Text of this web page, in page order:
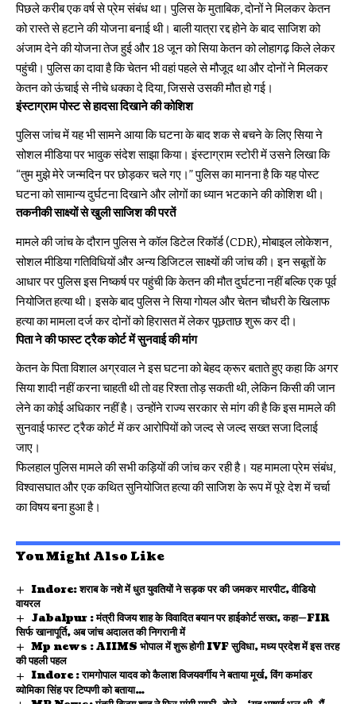
पिछले करीब एक वर्ष से प्रेम संबंध था। पुलिस के मुताबिक, दोनों ने मिलकर केतन
को रास्ते से हटाने की योजना बनाई थी। बाली यात्रा रद्द होने के बाद साजिश को
अंजाम देने की योजना तेज हुई और 18 जून को सिया केतन को लोहागढ़ किले लेकर
पहुंची। पुलिस का दावा है कि चेतन भी वहां पहले से मौजूद था और दोनों ने मिलकर
केतन को ऊंचाई से नीचे धक्का दे दिया, जिससे उसकी मौत हो गई।
इंस्टाग्राम पोस्ट से हादसा दिखाने की कोशिश
पुलिस जांच में यह भी सामने आया कि घटना के बाद शक से बचने के लिए सिया ने
सोशल मीडिया पर भावुक संदेश साझा किया। इंस्टाग्राम स्टोरी में उसने लिखा कि
“तुम मुझे मेरे जन्मदिन पर छोड़कर चले गए।” पुलिस का मानना है कि यह पोस्ट
घटना को सामान्य दुर्घटना दिखाने और लोगों का ध्यान भटकाने की कोशिश थी।
तकनीकी साक्ष्यों से खुली साजिश की परतें
मामले की जांच के दौरान पुलिस ने कॉल डिटेल रिकॉर्ड (CDR), मोबाइल लोकेशन,
सोशल मीडिया गतिविधियों और अन्य डिजिटल साक्ष्यों की जांच की। इन सबूतों के
आधार पर पुलिस इस निष्कर्ष पर पहुंची कि केतन की मौत दुर्घटना नहीं बल्कि एक पूर्व
नियोजित हत्या थी। इसके बाद पुलिस ने सिया गोयल और चेतन चौधरी के खिलाफ
हत्या का मामला दर्ज कर दोनों को हिरासत में लेकर पूछताछ शुरू कर दी।
पिता ने की फास्ट ट्रैक कोर्ट में सुनवाई की मांग
केतन के पिता विशाल अग्रवाल ने इस घटना को बेहद क्रूर बताते हुए कहा कि अगर
सिया शादी नहीं करना चाहती थी तो वह रिश्ता तोड़ सकती थी, लेकिन किसी की जान
लेने का कोई अधिकार नहीं है। उन्होंने राज्य सरकार से मांग की है कि इस मामले की
सुनवाई फास्ट ट्रैक कोर्ट में कर आरोपियों को जल्द से जल्द सख्त सजा दिलाई
जाए।
फिलहाल पुलिस मामले की सभी कड़ियों की जांच कर रही है। यह मामला प्रेम संबंध,
विश्वासघात और एक कथित सुनियोजित हत्या की साजिश के रूप में पूरे देश में चर्चा
का विषय बना हुआ है।
You Might Also Like
Indore: शराब के नशे में धुत युवतियों ने सड़क पर की जमकर मारपीट, वीडियो
वायरल
Jabalpur : मंत्री विजय शाह के विवादित बयान पर हाईकोर्ट सख्त, कहा—FIR
सिर्फ खानापूर्ति, अब जांच अदालत की निगरानी में
Mp news : AIIMS भोपाल में शुरू होगी IVF सुविधा, मध्य प्रदेश में इस तरह
की पहली पहल
Indore : रामगोपाल यादव को कैलाश विजयवर्गीय ने बताया मूर्ख, विंग कमांडर
व्योमिका सिंह पर टिप्पणी को बताया…